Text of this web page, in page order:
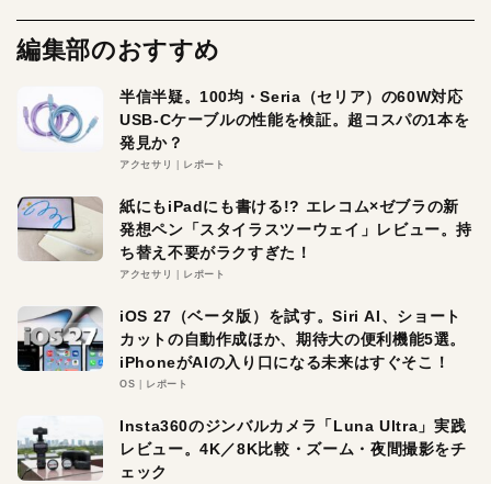
編集部のおすすめ
半信半疑。100均・Seria（セリア）の60W対応
USB-Cケーブルの性能を検証。超コスパの1本を
発見か？
アクセサリ レポート
紙にもiPadにも書ける!? エレコム×ゼブラの新
発想ペン「スタイラスツーウェイ」レビュー。持
ち替え不要がラクすぎた！
アクセサリ レポート
iOS 27（ベータ版）を試す。Siri AI、ショート
カットの自動作成ほか、期待大の便利機能5選。
iPhoneがAIの入り口になる未来はすぐそこ！
OS レポート
Insta360のジンバルカメラ「Luna Ultra」実践
レビュー。4K／8K比較・ズーム・夜間撮影をチ
ェック